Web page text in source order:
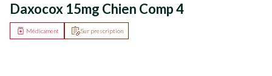
Daxocox 15mg Chien Comp 4
Sur prescription
Médicament